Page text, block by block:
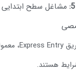
سطح ابتدایی یا